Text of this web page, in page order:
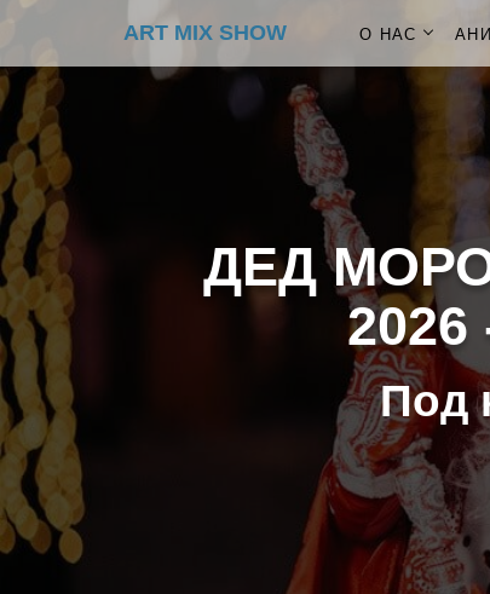
ART MIX SHOW О НАС
ДЕД
Под